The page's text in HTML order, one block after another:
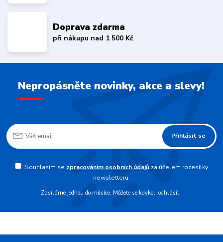
Doprava zdarma
při nákupu nad 1 500 Kč
Nepropásněte novinky, akce a slevy!
Přihlásit se
Souhlasím se zpracováním osobních údajůza účelem rozesílky
newsletteru.
Zasíláme jednou do měsíce. Můžete se kdykoli odhlásit.